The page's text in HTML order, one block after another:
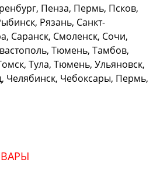
Пенза, Пермь, Псков,
Рязань, Санкт-
Саранск, Смоленск, Сочи,
Тюмень, Тамбов,
Тула, Тюмень, Ульяновск,
Челябинск, Чебоксары, Пермь,